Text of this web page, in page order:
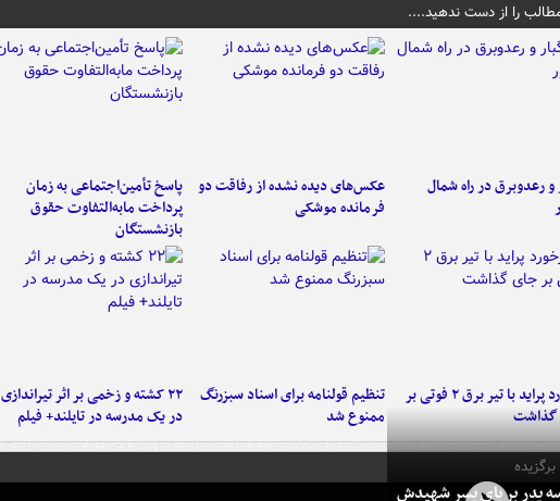
را از دست ندهید....
و رعدوبرق در راه شمال
عکس‌های دیده نشده از رفاقت دو
فرمانده‌ موشکی
پاسخ تأمین‌اجتماعی به زمان
پرداخت مابه‌التفاوت حقوق
بازنشستگان
برخورد پراید با تیر برق ۲ فوتی بر
تنظیم قولنامه برای اسناد سبزرنگ
ممنوع شد
۲۲ کشته و زخمی بر اثر تیراندازی
در یک مدرسه در تایلند+ فیلم
پدر بر پای پسر شهیدش